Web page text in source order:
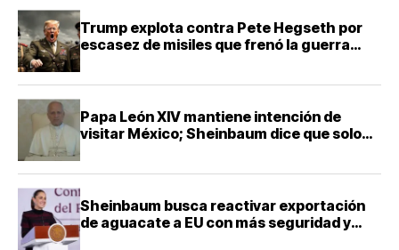
Trump explota contra Pete Hegseth por
escasez de misiles que frenó la guerra
Papa León XIV mantiene intención de
visitar México; Sheinbaum dice que solo
Sheinbaum busca reactivar exportación
de aguacate a EU con más seguridad y